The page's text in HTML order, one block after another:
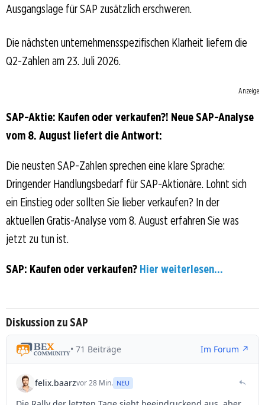
Ausgangslage für SAP zusätzlich erschweren.
Die nächsten unternehmensspezifischen Klarheit liefern die
Q2-Zahlen am 23. Juli 2026.
Anzeige
SAP-Aktie: Kaufen oder verkaufen?! Neue SAP-Analyse
vom 8. August liefert die Antwort:
Die neusten SAP-Zahlen sprechen eine klare Sprache:
Dringender Handlungsbedarf für SAP-Aktionäre. Lohnt sich
ein Einstieg oder sollten Sie lieber verkaufen? In der
aktuellen Gratis-Analyse vom 8. August erfahren Sie was
jetzt zu tun ist.
SAP: Kaufen oder verkaufen? Hier weiterlesen...
Diskussion zu SAP